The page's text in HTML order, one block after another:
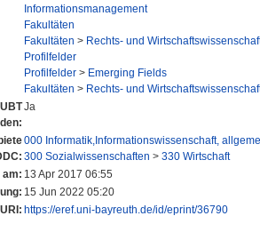
Informationsmanagement
Fakultäten
Fakultäten > Rechts- und
Profilfelder
Profilfelder > Emerging Fields
Fakultäten > Rechts- und
Ja
000 Informatik,Informationswissenschaft,
300 Sozialwissenschaften > 330 Wirtschaft
am: 13 Apr 2017 06:55
15 Jun 2022 05:20
URI: https://eref.uni-bayreuth.de/id/eprint/36790